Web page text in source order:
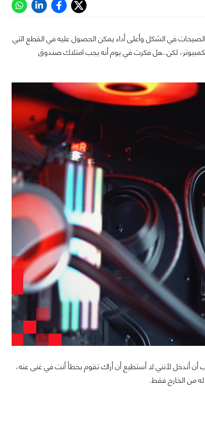
الصيحات في الشكل وأعلى أداء يمكن الحصول عليه في القطع التي
لكن...هل فكرت في يوم أنه يجب امتلاك صندوق
أتدخل لأنني لا أستطيع أن أراك تقوم بخطأ أنت في غنى عنه،
من الخارج فقط.